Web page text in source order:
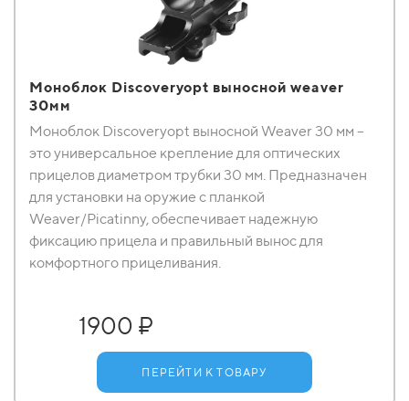
Моноблок Discoveryopt выносной weaver
30мм
Моноблок Discoveryopt выносной Weaver 30 мм –
это универсальное крепление для оптических
прицелов диаметром трубки 30 мм. Предназначен
для установки на оружие с планкой
Weaver/Picatinny, обеспечивает надежную
фиксацию прицела и правильный вынос для
комфортного прицеливания.
1900 ₽
ПЕРЕЙТИ К ТОВАРУ